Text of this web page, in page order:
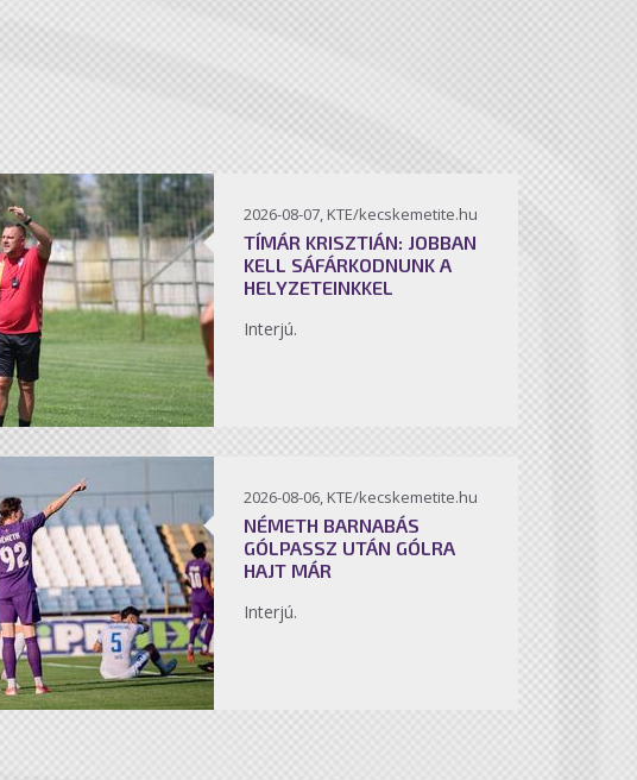
2026-08-07, KTE/kecskemetite.hu
TÍMÁR KRISZTIÁN: JOBBAN
KELL SÁFÁRKODNUNK A
HELYZETEINKKEL
Interjú.
2026-08-06, KTE/kecskemetite.hu
NÉMETH BARNABÁS
GÓLPASSZ UTÁN GÓLRA
HAJT MÁR
Interjú.